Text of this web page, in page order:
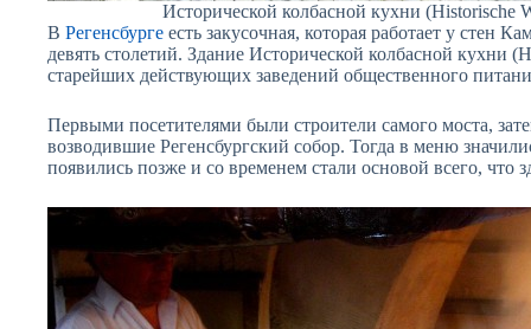
Исторической колбасной кухни (Historische
В Регенсбурге есть закусочная, которая работает у стен
девять столетий. Здание Исторической колбасной кухни
старейших действующих заведений общественного
Первыми посетителями были строители самого моста,
возводившие Регенсбургский собор. Тогда в меню
появились позже и со временем стали основой всего, что